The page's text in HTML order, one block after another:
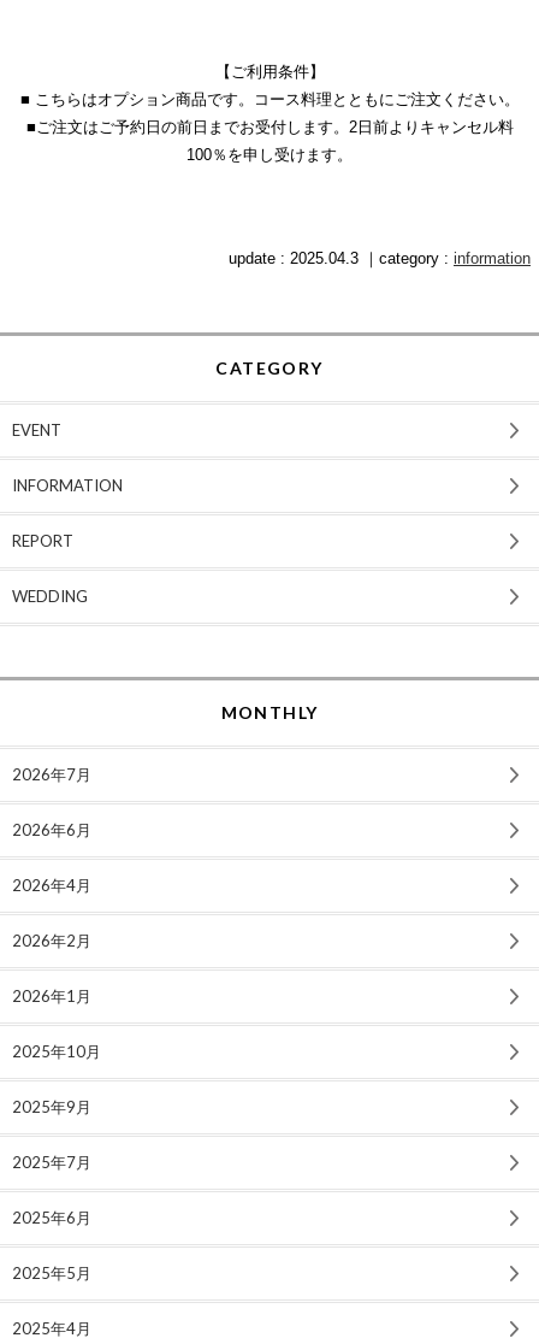
【ご利用条件】
■ こちらはオプション商品です。コース料理とともにご注文ください。
■ご注文はご予約日の前日までお受付します。2日前よりキャンセル料
100％を申し受けます。
update : 2025.04.3 ｜category : information
CATEGORY
EVENT
INFORMATION
REPORT
WEDDING
MONTHLY
2026年7月
2026年6月
2026年4月
2026年2月
2026年1月
2025年10月
2025年9月
2025年7月
2025年6月
2025年5月
2025年4月